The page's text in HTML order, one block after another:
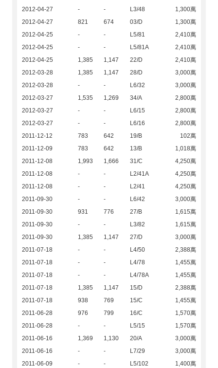
2012-04-27
- - L3/48
1,300萬
2012-04-27
821 674 03/D
1,300萬
2012-04-25
- - L5/81
2,410萬
2012-04-25
- - L5/81A
2,410萬
2012-04-25
1,385 1,147 22/D
2,410萬
2012-03-28
1,385 1,147 28/D
3,000萬
2012-03-28
- - L6/32
3,000萬
2012-03-27
1,535 1,269 34/A
2,800萬
2012-03-27
- - L6/15
2,800萬
2012-03-27
- - L6/16
2,800萬
2011-12-12
783 642 19/B
102萬
2011-12-09
783 642 13/B
1,018萬
2011-12-08
1,993 1,666 31/C
4,250萬
2011-12-08
- - L2/41A
4,250萬
2011-12-08
- - L2/41
4,250萬
2011-09-30
- - L6/42
3,000萬
2011-09-30
931 776 27/B
1,615萬
2011-09-30
- - L3/82
1,615萬
2011-09-30
1,385 1,147 27/D
3,000萬
2011-07-18
- - L4/50
2,388萬
2011-07-18
- - L4/78
1,455萬
2011-07-18
- - L4/78A
1,455萬
2011-07-18
1,385 1,147 15/D
2,388萬
2011-07-18
938 769 15/C
1,455萬
2011-06-28
976 799 16/C
1,570萬
2011-06-28
- - L5/15
1,570萬
2011-06-16
1,369 1,130 20/A
3,000萬
2011-06-16
- - L7/29
3,000萬
2011-06-09
- - L5/102
1,400萬